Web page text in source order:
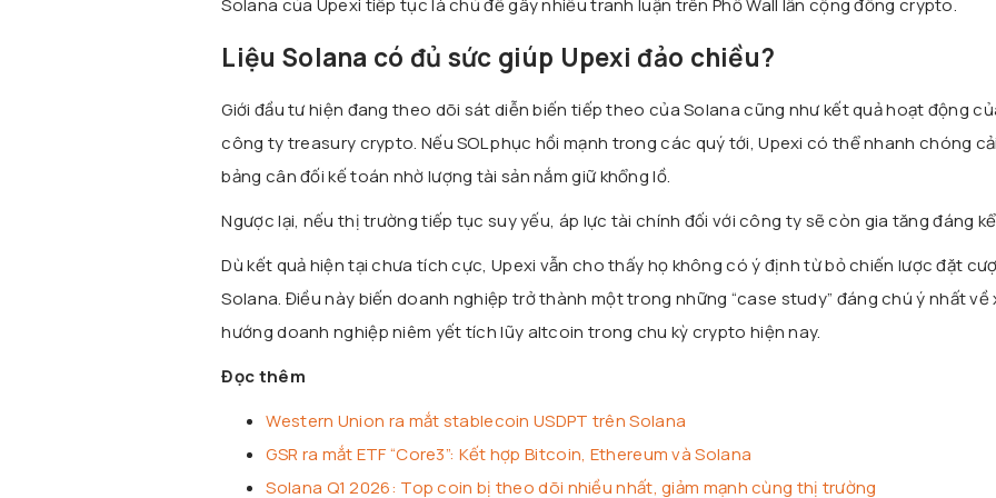
Solana của Upexi tiếp tục là chủ đề gây nhiều tranh luận trên Phố Wall lẫn cộng đồng crypto.
Liệu Solana có đủ sức giúp Upexi đảo chiều?
Giới đầu tư hiện đang theo dõi sát diễn biến tiếp theo của Solana cũng như kết quả hoạt động
công ty treasury crypto. Nếu SOL phục hồi mạnh trong các quý tới, Upexi có thể nhanh chóng
bảng cân đối kế toán nhờ lượng tài sản nắm giữ khổng lồ.
Ngược lại, nếu thị trường tiếp tục suy yếu, áp lực tài chính đối với công ty sẽ còn gia tăng đáng
Dù kết quả hiện tại chưa tích cực, Upexi vẫn cho thấy họ không có ý định từ bỏ chiến lược đặt
Solana. Điều này biến doanh nghiệp trở thành một trong những “case study” đáng chú ý nhất về
hướng doanh nghiệp niêm yết tích lũy altcoin trong chu kỳ crypto hiện nay.
Đọc thêm
Western Union ra mắt stablecoin USDPT trên Solana
GSR ra mắt ETF “Core3”: Kết hợp Bitcoin, Ethereum và Solana
Solana Q1 2026: Top coin bị theo dõi nhiều nhất, giảm mạnh cùng thị trường